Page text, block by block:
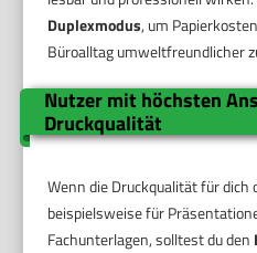
Duplexmodus, um
Büroalltag umweltfreundlicher
Nutzer mit höchsten
Druckqualität
Wenn die Druckqualität für
beispielsweise für
Fachunterlagen, solltest du den